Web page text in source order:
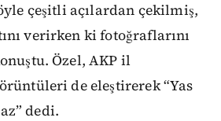
çeşitli açılardan çekilmiş,
verirken ki fotoğraflarını
Özel, AKP il
de eleştirerek “Yas
dedi.